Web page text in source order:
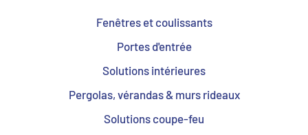
Fenêtres et coulissants
Portes d'entrée
Solutions intérieures
Pergolas, vérandas & murs rideaux
Solutions coupe-feu